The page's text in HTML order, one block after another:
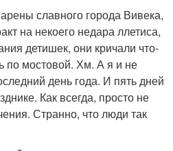
славного города Вивека,
на некоего недара ллетиса,
детишек, они кричали что-
по мостовой. Хм. А я и не
день года. И пять дней
Как всегда, просто не
Странно, что люди так